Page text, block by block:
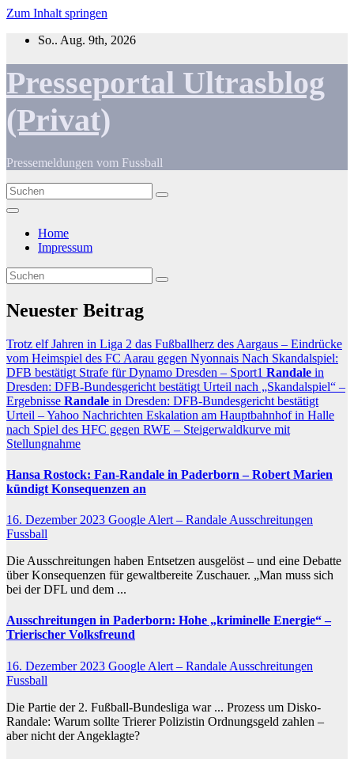
Zum Inhalt springen
So.. Aug. 9th, 2026
Presseportal Ultrasblog
(Privat)
Pressemeldungen vom Fussball
Home
Impressum
Neuester Beitrag
Trotz elf Jahren in Liga 2 das Fußballherz des Aargaus – Eindrücke
vom Heimspiel des FC Aarau gegen Nyonnais Nach Skandalspiel:
DFB bestätigt Strafe für Dynamo Dresden – Sport1 Randale in
Dresden: DFB-Bundesgericht bestätigt Urteil nach „Skandalspiel“ –
Ergebnisse Randale in Dresden: DFB-Bundesgericht bestätigt
Urteil – Yahoo Nachrichten Eskalation am Hauptbahnhof in Halle
nach Spiel des HFC gegen RWE – Steigerwaldkurve mit
Stellungnahme
Hansa Rostock: Fan-Randale in Paderborn – Robert Marien
kündigt Konsequenzen an
16. Dezember 2023 Google Alert – Randale Ausschreitungen
Fussball
Die Ausschreitungen haben Entsetzen ausgelöst – und eine Debatte
über Konsequenzen für gewaltbereite Zuschauer. „Man muss sich
bei der DFL und dem ...
Ausschreitungen in Paderborn: Hohe „kriminelle Energie“ –
Trierischer Volksfreund
16. Dezember 2023 Google Alert – Randale Ausschreitungen
Fussball
Die Partie der 2. Fußball-Bundesliga war ... Prozess um Disko-
Randale: Warum sollte Trierer Polizistin Ordnungsgeld zahlen –
aber nicht der Angeklagte?